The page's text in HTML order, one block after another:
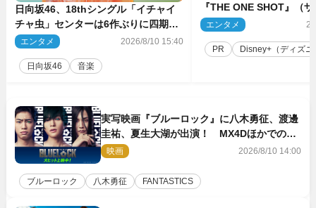
日向坂46、18thシングル「イチャイ
チャ虫」センターは6作ぶりに四期
生・正源司陽子 新ビジュアル解禁
エンタメ 2026/8/10 15:40
日向坂46 音楽
『THE ONE SHOT』（
ット）徹底ガイド！ 今
ついに開幕
エンタメ
PR Disney+（ディズニ
実写映画『ブルーロック』に八木勇征、渡邊
圭祐、夏生大湖が出演！ MX4Dほかでの上
映＆応援上映も決定
映画 2026/8/10 14:00
ブルーロック 八木勇征 FANTASTICS